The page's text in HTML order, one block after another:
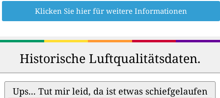
Klicken Sie hier für weitere Informationen
Historische Luftqualitätsdaten.
Ups... Tut mir leid, da ist etwas schiefgelaufen